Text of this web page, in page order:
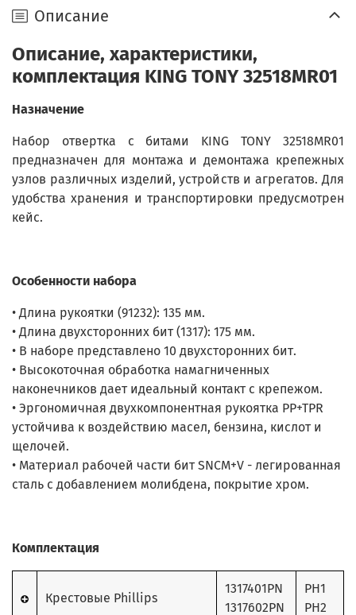
Описание
Описание, характеристики,
комплектация KING TONY 32518MR01
Назначение
Набор отвертка с битами KING TONY 32518MR01
предназначен для монтажа и демонтажа крепежных
узлов различных изделий, устройств и агрегатов. Для
удобства хранения и транспортировки предусмотрен
кейс.
Особенности набора
• Длина рукоятки (91232): 135 мм.
• Длина двухсторонних бит (1317): 175 мм.
• В наборе представлено 10 двухсторонних бит.
• Высокоточная обработка намагниченных
наконечников дает идеальный контакт с крепежом.
• Эргономичная двухкомпонентная рукоятка PP+TPR
устойчива к воздействию масел, бензина, кислот и
щелочей.
• Материал рабочей части бит SNCM+V - легированная
сталь с добавлением молибдена, покрытие хром.
Комплектация
Крестовые Phillips
1317401PN
1317602PN
PH1
PH2